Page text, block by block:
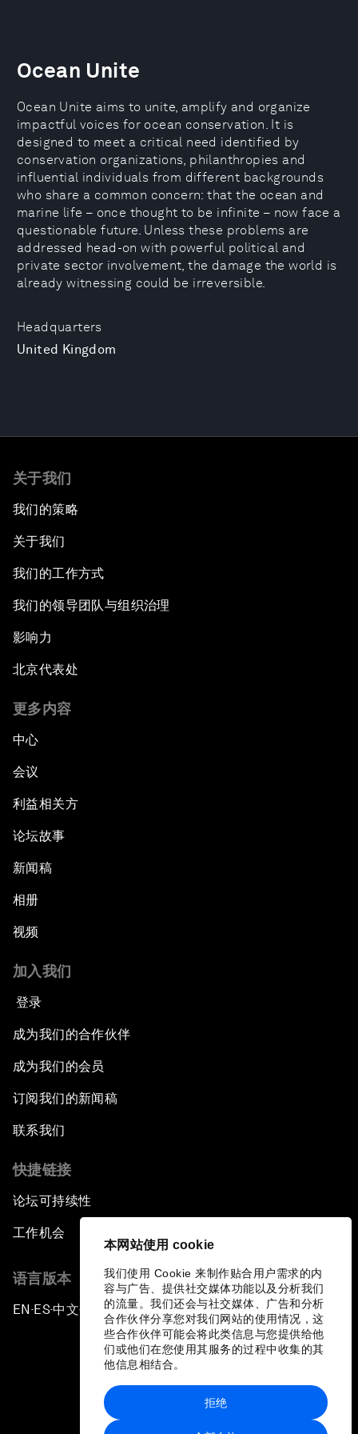
本网站使用 cookie
我们使用 Cookie 来制作贴合用户需求的内
容与广告、提供社交媒体功能以及分析我们
的流量。我们还会与社交媒体、广告和分析
合作伙伴分享您对我们网站的使用情况，这
些合作伙伴可能会将此类信息与您提供给他
们或他们在您使用其服务的过程中收集的其
他信息相结合。
拒绝
Headquarters
United Kingdom
Ocean Unite
Ocean Unite aims to unite, amplify and organize
impactful voices for ocean conservation. It is
designed to meet a critical need identified by
conservation organizations, philanthropies and
influential individuals from different backgrounds
who share a common concern: that the ocean and
marine life – once thought to be infinite – now face a
questionable future. Unless these problems are
addressed head-on with powerful political and
private sector involvement, the damage the world is
already witnessing could be irreversible.
关于我们
我们的策略
关于我们
我们的工作方式
我们的领导团队与组织治理
影响力
北京代表处
更多内容
中心
会议
利益相关方
论坛故事
新闻稿
相册
视频
加入我们
登录
成为我们的合作伙伴
成为我们的会员
订阅我们的新闻稿
联系我们
快捷链接
论坛可持续性
工作机会
语言版本
EN ▪ES▪中文▪ 日本語